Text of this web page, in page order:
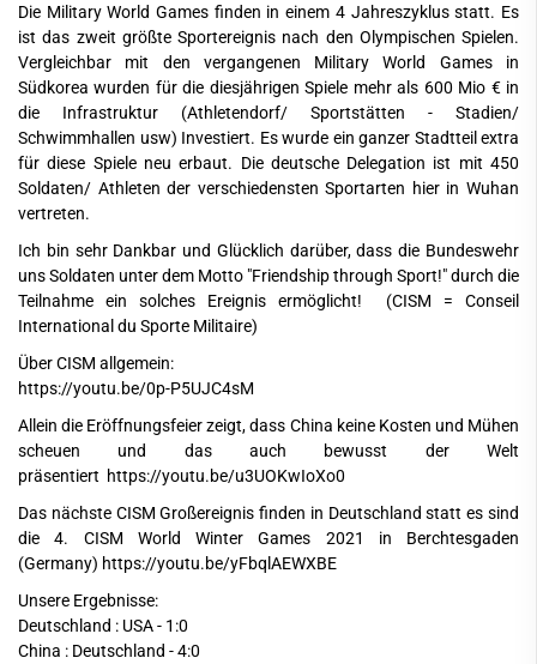
Die Military World Games finden in einem 4 Jahreszyklus statt. Es
ist das zweit größte Sportereignis nach den Olympischen Spielen.
Vergleichbar mit den vergangenen Military World Games in
Südkorea wurden für die diesjährigen Spiele mehr als 600 Mio € in
die Infrastruktur (Athletendorf/ Sportstätten - Stadien/
Schwimmhallen usw) Investiert. Es wurde ein ganzer Stadtteil extra
für diese Spiele neu erbaut. Die deutsche Delegation ist mit 450
Soldaten/ Athleten der verschiedensten Sportarten hier in Wuhan
vertreten.
Ich bin sehr Dankbar und Glücklich darüber, dass die Bundeswehr
uns Soldaten unter dem Motto "Friendship through Sport!" durch die
Teilnahme ein solches Ereignis ermöglicht! (CISM = Conseil
International du Sporte Militaire)
Über CISM allgemein:
https://youtu.be/0p-P5UJC4sM
Allein die Eröffnungsfeier zeigt, dass China keine Kosten und Mühen
scheuen und das auch bewusst der Welt
präsentiert https://youtu.be/u3UOKwIoXo0
Das nächste CISM Großereignis finden in Deutschland statt es sind
die 4. CISM World Winter Games 2021 in Berchtesgaden
(Germany) https://youtu.be/yFbqlAEWXBE
Unsere Ergebnisse:
Deutschland : USA - 1:0
China : Deutschland - 4:0